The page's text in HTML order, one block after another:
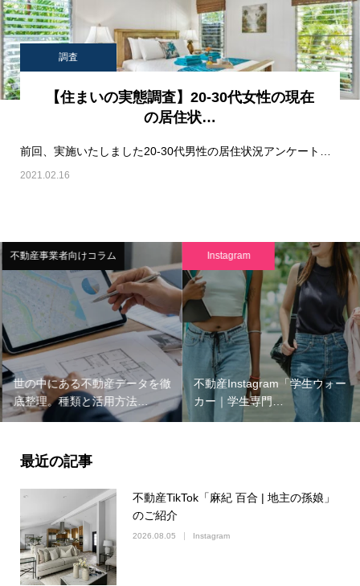
調査
【住まいの実態調査】20-30代女性の現在
の居住状…
前回、実施いたしました20-30代男性の居住状況アンケートに続き、今回は女性にも現状の住まいについ…
2021.02.16
不動産事業者向けコラム
世の中にある不動産データを徹
底整理。種類と活用方法…
Instagram
不動産Instagram「学生ウォー
カー｜学生専門…
最近の記事
不動産TikTok「麻紀 百合 | 地主の孫娘」
のご紹介
2026.08.05 Instagram